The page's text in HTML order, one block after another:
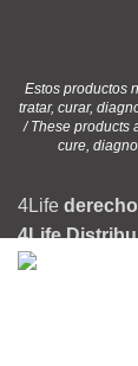
Estos productos
tratar, curar,
/ These products
cure,
4Life
4Life